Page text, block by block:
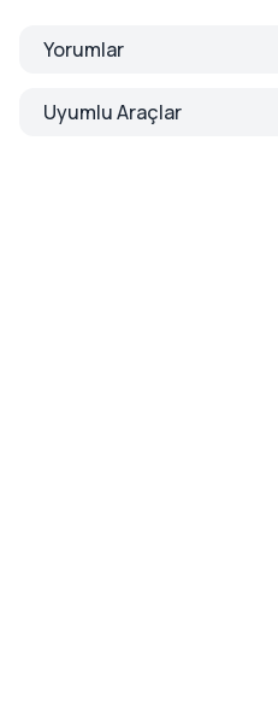
Yorumlar
Uyumlu Araçlar